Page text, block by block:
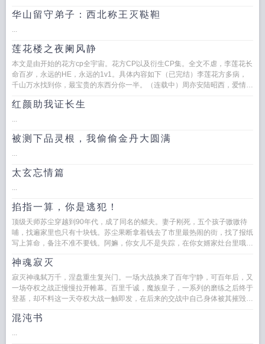
华山留守弟子：西北称王灭鞑靼
...
莲花楼之夜阑风静
本文是由开始的花方cp全宇宙。花方CP以及衍生CP集。全文不虐，李莲花长
命百岁，永远的HE，永远的1v1。具体内容如下（已完结）李莲花方多病，
千山万水找到你，最宝贵的东西分你一半。（连载中）周亦安陆昭西，爱情这
红颜助我证长生
...
被测下品灵根，我偷偷金丹大圆满
...
太玄忘情篇
...
掐指一算，你是逃犯！
顶级天师苏尘穿越到90年代，成了同名的鳏夫。妻子刚死，五个孩子嗷嗷待
哺，找遍家里也只有十块钱。苏尘果断拿着钱去了市里最热闹的街，找了报纸
写上算命，备注不准不要钱。阿嫲，你女儿不是失踪，在你女婿家灶台里哦。
神魂寂灭
寂灭神魂弑万千，涅盘重生复兴门。一场大战换来了百年宁静，可百年后，又
一场夺权之战正慢慢拉开帷幕。百里千诚，魔族皇子，一系列的磨练之后终于
登基，却不料这一天夺权大战一触即发，在后来的交战中自己身体被其摧毁，
混沌书
...